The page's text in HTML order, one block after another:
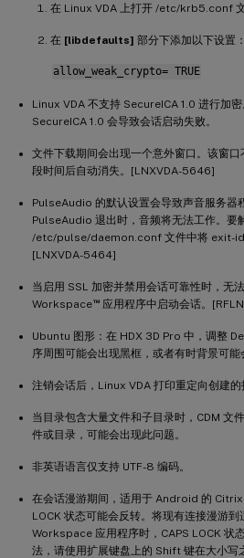
在 Linux VDA 上打开 /etc/krb5.conf 文
在 [libdefaults] 部分下添加以下设置：
allow_weak_crypto= TRUE
Linux VDA 不支持 SecureICA 1.0 进行加
SecureICA 1.0 会导致会话启动失败。
文件下载期间会出现一个意外窗口。该窗
段时间后自动消失。[LNXVDA-5646]
PulseAudio 的默认设置会导致声音服务器
PulseAudio 退出时，音频将无法工作。要
/etc/pulse/daemon.conf 文件中将 exit-
[LNXVDA-5464]
当启用 SSL 加密并禁用会话可靠性时，无
Workspace™应用程序中启动会话。
Ubuntu 图形：在 HDX 3D Pro 中，调整
序周围可能会出现黑框，或者有时背景可能
注销会话后，Linux VDA 打印重定向创建的
当目录包含大量文件和子目录时，CDM 文
件或目录，可能会出现此问题。
非英语语言仅支持 UTF-8 编码。
在会话漫游期间，适用于 Android 的
LOCK 状态可能会反转。将现有连接漫游
Workspace 应用程序时，CAPS LOCK 状
法，请使用扩展键盘上的 Shift 键在大小写